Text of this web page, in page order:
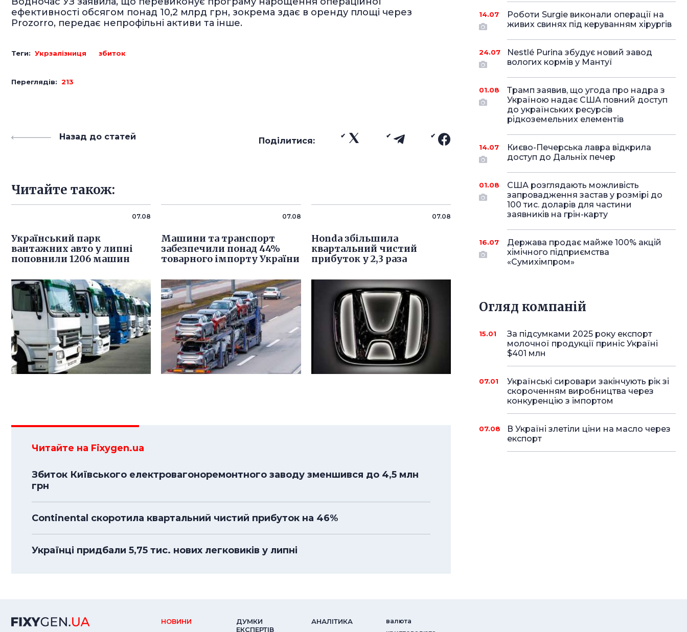
ефективності обсягом понад 10,2 млрд грн, зокрема здає в оренду площі через
Prozorro, передає непрофільні активи та інше.
Теги: Укрзалізниця збиток
Переглядів: 213
Назад до статей Поділитися:
Читайте також:
07.08
Український парк
вантажних авто у липні
поповнили 1206 машин
07.08
Машини та транспорт
забезпечили понад 44%
товарного імпорту України
07.08
Honda збільшила
квартальний чистий
прибуток у 2,3 раза
Читайте на Fixygen.ua
Збиток Київського електровагоноремонтного заводу зменшився до 4,5 млн
грн
Continental скоротила квартальний чистий прибуток на 46%
Українці придбали 5,75 тис. нових легковиків у липні
14.07
Роботи Surgie виконали операції на
живих свинях під керуванням хірургів
24.07
Nestlé Purina збудує новий завод
вологих кормів у Мантуї
01.08
Трамп заявив, що угода про надра з
Україною надає США повний доступ
до українських ресурсів
рідкоземельних елементів
14.07
Києво-Печерська лавра відкрила
доступ до Дальніх печер
01.08
США розглядають можливість
запровадження застав у розмірі до
100 тис. доларів для частини
заявників на грін-карту
16.07
Держава продає майже 100% акцій
хімічного підприємства
«Сумихімпром»
Огляд компаній
15.01
За підсумками 2025 року експорт
молочної продукції приніс Україні
$401 млн
07.01
Українські сировари закінчують рік зі
скороченням виробництва через
конкуренцію з імпортом
07.08
В Україні злетіли ціни на масло через
експорт
НОВИНИ
ДУМКИ
ЕКСПЕРТIВ
АНАЛIТИКА
валюта